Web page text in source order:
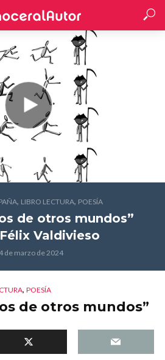
, LIBRO LECTURA, POESÍA
de otros mundos”
Valdivieso
de marzo de 2024
, POESÍA
de otros mundos”